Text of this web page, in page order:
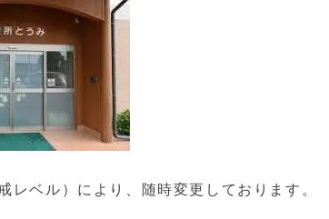
ベル）により、随時変更しております。